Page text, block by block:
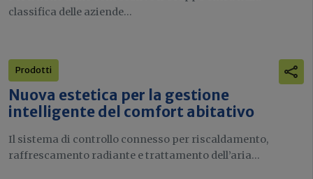
classifica delle aziende...
Prodotti
Nuova estetica per la gestione
intelligente del comfort abitativo
Il sistema di controllo connesso per riscaldamento,
raffrescamento radiante e trattamento dell’aria...